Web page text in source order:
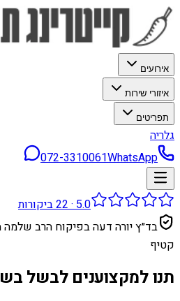
אירועים
איזורי שירות
תפריטים
גלריה
072-3310061WhatsApp
5.0
·
22ביקורות
בד״ץ יורה דעה בפיקוח הרב
קטיף
תנו למקצוענים לבשל